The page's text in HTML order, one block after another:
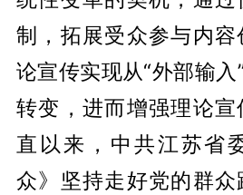
制，拓展受众参与内容
论宣传实现从“外部输入
转变，进而增强理论
直以来，中共江苏省
众》坚持走好党的群